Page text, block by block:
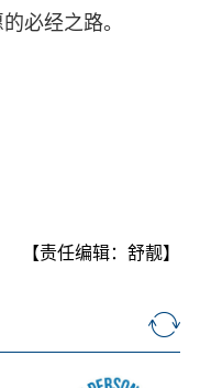
必经之路。
【责任编辑：舒靓】